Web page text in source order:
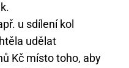
u sdílení kol
udělat
Kč místo toho, aby